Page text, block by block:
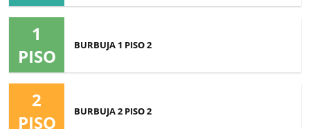
1
BURBUJA
1
PISO
2
BURBUJA 1 PISO 2
BURBUJA
2
PISO
BURBUJA 2 PISO 2